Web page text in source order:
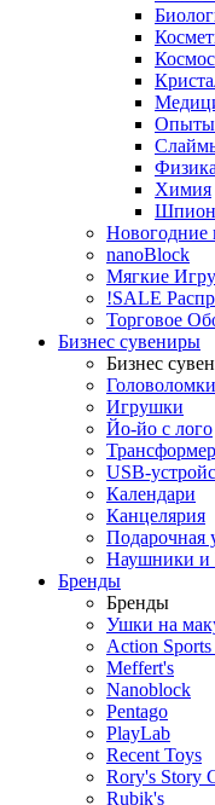
Космос
Физика
Химия
Новогодние
nanoBlock
Мягкие
!SALE
Торговое
Бизнес сувениры
Бизнес
Игрушки
Йо-йо с лого
USB-
Календари
Канцелярия
Подарочная
Наушники и
Бренды
Бренды
Ушки на
Action
Meffert's
Nanoblock
Pentago
PlayLab
Recent Toys
Rory's Story
Rubik's